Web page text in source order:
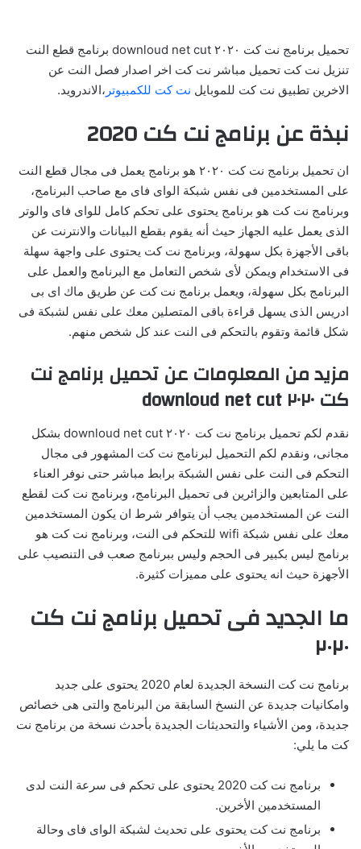
تحميل برنامج نت كت ٢٠٢٠ downloud net cut برنامج قطع النت
تنزيل نت كت تحميل مباشر نت كت اخر اصدار فصل النت عن
الاخرين تطبيق نت كت للموبايل نت كت للكمبيوتر ،الاندرويد.
نبذة عن برنامج نت كت 2020
ان تحميل برنامج نت كت ٢٠٢٠ هو برنامج يعمل فى مجال قطع النت
على المستخدمين فى نفس شبكة الواى فاى مع صاحب البرنامج،
وبرنامج نت كت هو برنامج يحتوى على تحكم كامل للواى فاى والوتر
الذى يعمل عليه الجهاز حيث أنه يقوم بقطع البيانات والانترنت عن
باقى الأجهزة بكل سهولة، وبرنامج نت كت يحتوى على واجهة سهلة
فى الاستخدام ويمكن لأى شخص التعامل مع البرنامج والعمل على
البرنامج بكل سهولة، ويعمل برنامج نت كت عن طريق ماك اى بى
ادريس الذى يسهل قراءة باقى المتصلين معك على نفس لشبكة فى
شكل قائمة وتقوم بالتحكم فى النت عند كل شخص منهم.
مزيد من المعلومات عن تحميل برنامج نت
كت ٢٠٢٠ downloud net cut
نقدم لكم تحميل برنامج نت كت ٢٠٢٠ downloud net cut بشكل
مجانى، ونقدم لكم التحميل لبرنامج نت كت المشهور فى مجال
التحكم فى النت على نفس الشبكة برابط مباشر حتى نوفر العناء
على المتابعين والزائرين فى تحميل البرنامج، وبرنامج نت كت لقطع
النت عن المستخدمين يجب أن يتوافر شرط ان يكون المستخدمين
معك على نفس شبكة wifi للتحكم فى النت، وبرنامج نت كت هو
برنامج ليس بكبير فى الحجم وليس ببرنامج صعب فى التنصيب على
الأجهزة حيث انه يحتوى على مميزات كثيرة.
ما الجديد فى تحميل برنامج نت كت
٢٠٢٠
برنامج نت كت النسخة الجديدة لعام 2020 يحتوى على جديد
وامكانيات جديدة عن النسخ السابقة من البرنامج والتى هى خصائص
جديدة، ومن الأشياء والتحديثات الجديدة بأحدث نسخة من برنامج نت
كت ما يلي:
برنامج نت كت 2020 يحتوى على تحكم فى سرعة النت لدى
المستخدمين الأخرين.
برنامج نت كت يحتوى على تحديث لشبكة الواى فاى وحالة